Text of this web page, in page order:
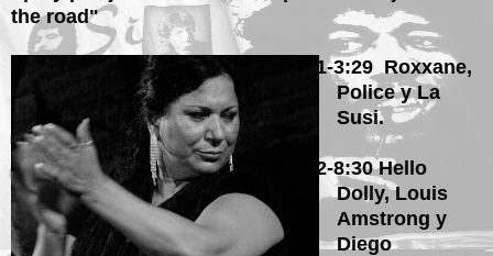
the road"
1-3:29 Roxxane,
Police y La
Susi.
2-8:30 Hello
Dolly, Louis
Amstrong y
Diego